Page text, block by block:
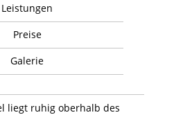
Leistungen
Preise
Galerie
liegt ruhig oberhalb des